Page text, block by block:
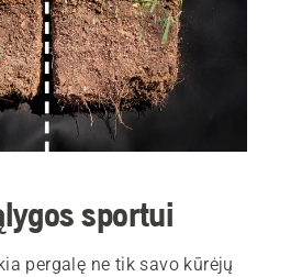
sportui
pergalę ne tik savo kūrėjų